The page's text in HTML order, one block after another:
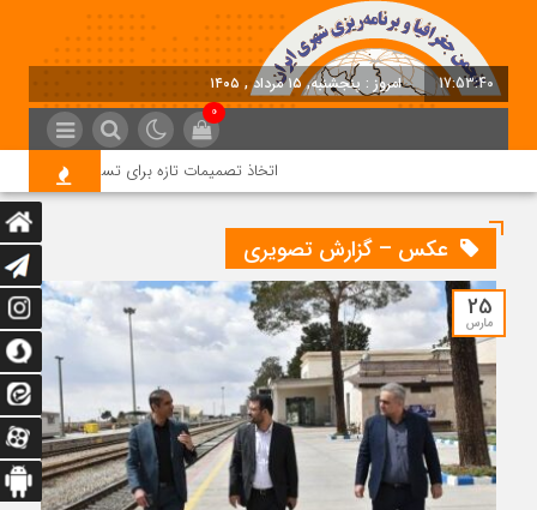
17:53:41 امروز : پنجشنبه, ۱۵ مرداد , ۱۴۰۵
0
اتخاذ تصمیمات تازه برای تسریع در روند اجرای
عکس – گزارش تصویری
25
مارس